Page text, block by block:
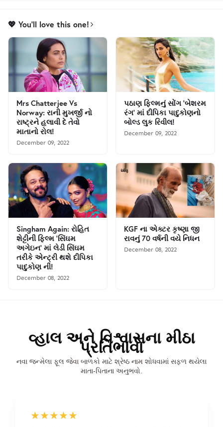
💖 You'll love this one!
Mrs Chatterjee Vs
Norway: રાની મુખર્જી નો
રાષ્ટ્રને હલાવી દે તેવો
માતાનો રોલ!
December 09, 2022
પઠાણ ફિલ્મનું સોંગ 'બેશરમ
રંગ' માં દીપિકા પાદુકોણનો
બોલ્ડ લુક રિવીલ!
December 09, 2022
Singham Again: રોહિત
શેટ્ટીની ફિલ્મ 'સિંઘમ
અગેઇન' માં લેડી સિંઘમ
તરીકે એન્ટ્રી થશે દીપિકા
પાદુકોણ ની!
December 08, 2022
KGF ના એક્ટર કૃષ્ણા જી
રાવનું 70 વર્ષની વયે નિધન
December 08, 2022
વ્હાલ અને વિશ્વાસના મીઠા
પ્રતિભાવો
નવા જન્મેલા ફૂલ જેવા બાળકો માટે શ્રેષ્ઠ નામ શોધવામાં સફળ થયેલા
માતા-પિતાના અનુભવો.
★★★★★